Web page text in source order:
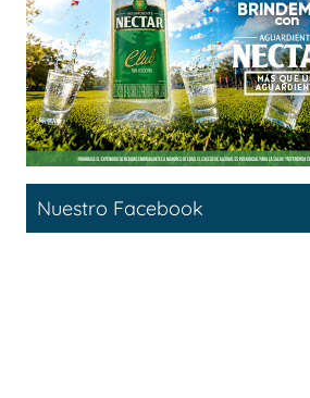
Nuestro Facebook